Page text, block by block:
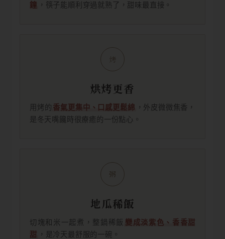
鐘
，筷子能順利穿過就熟了，甜味最直接。
烤
烘烤更香
用烤的 香氣更集中、口感更鬆綿
，外皮微微焦香，
是冬天嘴饞時很療癒的一份點心。
粥
地瓜稀飯
切塊和米一起煮，整鍋稀飯 變成淡紫色、香香甜
甜 ，是冷天最舒服的一碗。